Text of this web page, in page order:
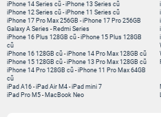
iPhone 14 Series cũ -iPhone 13 Series cũ
iPhone 12 Series cũ -iPhone 11 Series cũ
iPhone 17 Pro Max 256GB -iPhone 17 Pro 256GB
Galaxy A Series - Redmi Series
iPhone 16 Plus 128GB cũ -iPhone 15 Plus 128GB
cũ
iPhone 16 128GB cũ -iPhone 14 Pro Max 128GB cũ
iPhone 15 128GB cũ -iPhone 13 Pro Max 128GB cũ
iPhone 14 Pro 128GB cũ -iPhone 11 Pro Max 64GB
cũ
iPad A16 -iPad Air M4 -iPad mini 7
iPad Pro M5 - MacBook Neo